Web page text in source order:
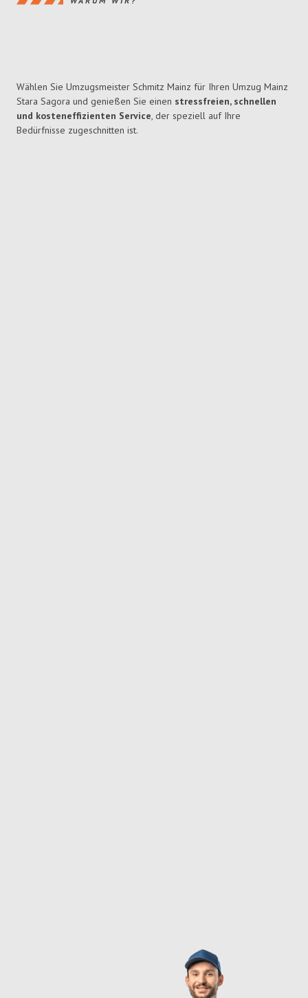
Wählen Sie Umzugsmeister Schmitz Mainz für Ihren Umzug Mainz
Stara Sagora und genießen Sie einen stressfreien, schnellen
und kosteneffizienten Service, der speziell auf Ihre
Bedürfnisse zugeschnitten ist.